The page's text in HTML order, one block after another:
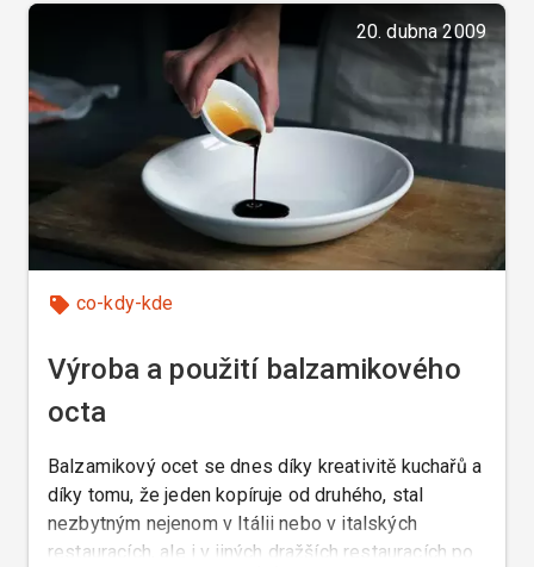
20. dubna 2009
co-kdy-kde
Výroba a použití balzamikového
octa
Balzamikový ocet se dnes díky kreativitě kuchařů a
díky tomu, že jeden kopíruje od druhého, stal
nezbytným nejenom v Itálii nebo v italských
restauracích, ale i v jiných dražších restauracích po